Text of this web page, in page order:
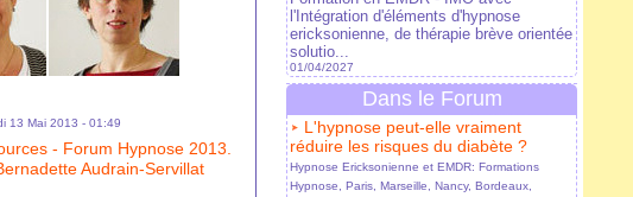
13 Mai 2013 - 01:49
- Forum Hypnose 2013.
Audrain-Servillat
l'Intégration d'éléments d'hypnose
ericksonienne, de thérapie brève orientée
solutio...
01/04/2027
Dans le Forum
L'hypnose peut-elle vraiment
réduire les risques du diabète ?
Hypnose Ericksonienne et EMDR: Formations
Hypnose, Paris, Marseille, Nancy, Bordeaux,